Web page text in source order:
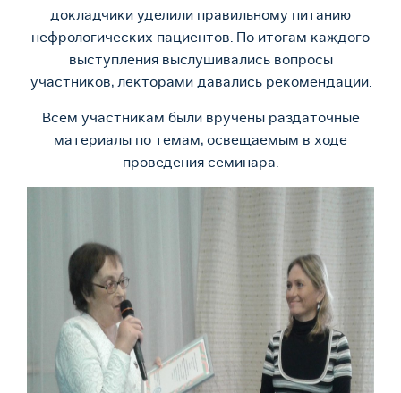
докладчики уделили правильному питанию
нефрологических пациентов. По итогам каждого
выступления выслушивались вопросы
участников, лекторами давались рекомендации.
Всем участникам были вручены раздаточные
материалы по темам, освещаемым в ходе
проведения семинара.